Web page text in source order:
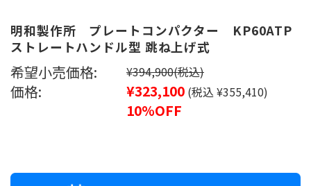
明和製作所 プレートコンパクター KP60ATP
ストレートハンドル型 跳ね上げ式
希望小売価格: ¥394,900(税込)
価格: ¥323,100 (税込 ¥355,410)
10%OFF